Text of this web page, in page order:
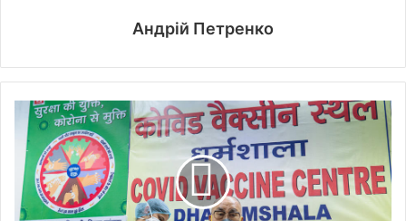
Андрій Петренко